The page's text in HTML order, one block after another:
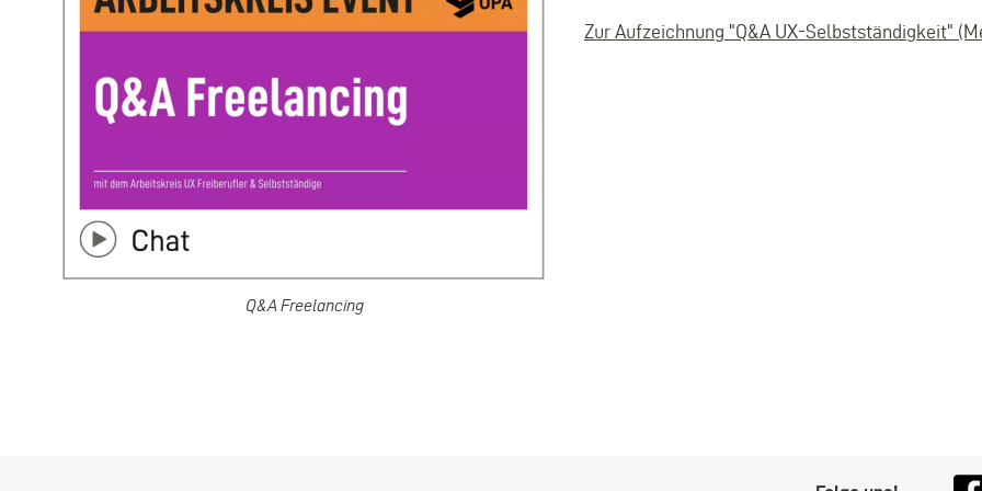
Q&A Freelancing
Zur Aufzeichnung "Q&A UX-Selbstständigkeit"